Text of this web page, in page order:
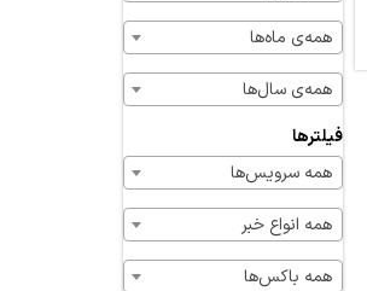
همه‌ی ماه‌ها
همه‌ی سال‌ها
فیلترها
همه سرویس‌ها
همه انواع خبر
همه باکس‌ها